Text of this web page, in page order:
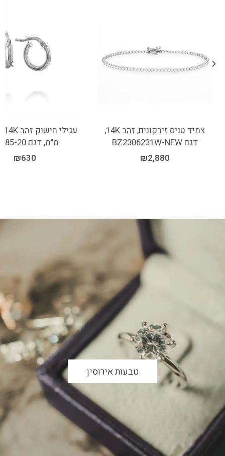
צמיד טניס זירקונים, זהב 14K,
דגם BZ2306231W-NEW
₪2,880
מ"מ, דגם EN085-20
₪630
טבעות אירוסין